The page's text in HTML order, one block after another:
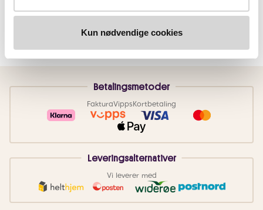
Kun nødvendige cookies
Betalingsmetoder
FakturaVippsKortbetaling
Leveringsalternativer
Vi leverer med